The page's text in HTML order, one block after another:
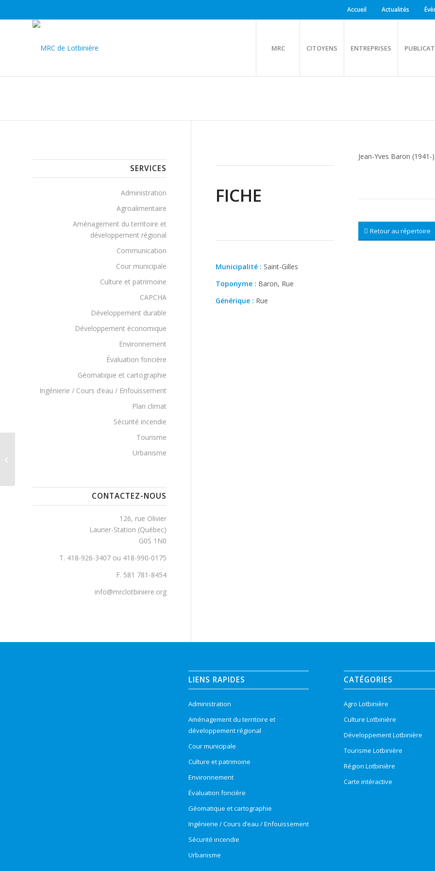
Accueil Actualités
MRC CITOYENS ENTREPRISES
FICHE
Municipalité : Saint-Gilles
Toponyme : Baron, Rue
Générique : Rue
Jean-Yves Baron
Retour au répertoire
SERVICES
Administration
Agroalimentaire
Aménagement du territoire et
développement régional
Communication
Cour municipale
Culture et patrimoine
CAPCHA
Développement durable
Développement économique
Environnement
Évaluation foncière
Géomatique et cartographie
Ingénierie / Cours d’eau / Enfouissement
Plan climat
Sécurité incendie
Tourisme
Urbanisme
CONTACTEZ-NOUS
126, rue Olivier
Laurier-Station (Québec)
G0S 1N0
T. 418-926-3407 ou 418-990-0175
F. 581 781-8454
info@mrclotbiniere.org
LIENS RAPIDES
Administration
Aménagement du territoire et
développement régional
Cour municipale
Culture et patrimoine
Environnement
Évaluation foncière
Géomatique et cartographie
Ingénierie / Cours d’eau / Enfouissement
Sécurité incendie
Urbanisme
CATÉGORIES
Agro Lotbinière
Culture Lotbinière
Développement Lotbinière
Tourisme Lotbinière
Région Lotbinière
Carte intéractive